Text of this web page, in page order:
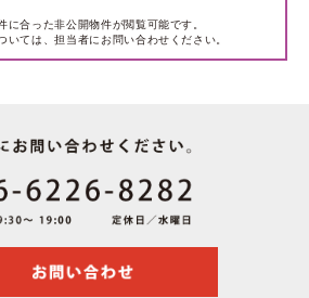
に合った非公開物件が閲覧可能です。
いては、担当者にお問い合わせください。